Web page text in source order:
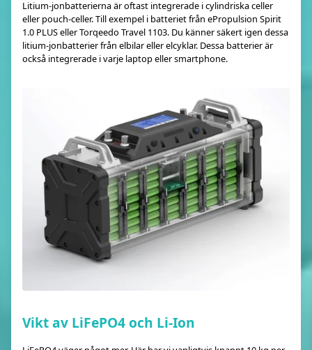
Litium-jonbatterierna är oftast integrerade i cylindriska celler
eller pouch-celler. Till exempel i batteriet från ePropulsion Spirit
1.0 PLUS eller Torqeedo Travel 1103. Du känner säkert igen dessa
litium-jonbatterier från elbilar eller elcyklar. Dessa batterier är
också integrerade i varje laptop eller smartphone.
Vikt av LiFePO4 och Li-Ion